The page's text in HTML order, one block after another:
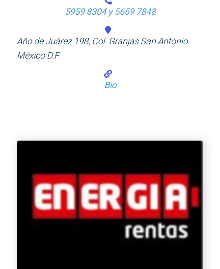
5959 8304 y 5659 7848
Año de Juárez 198, Col. Granjas San Antonio
México D.F.
Bio